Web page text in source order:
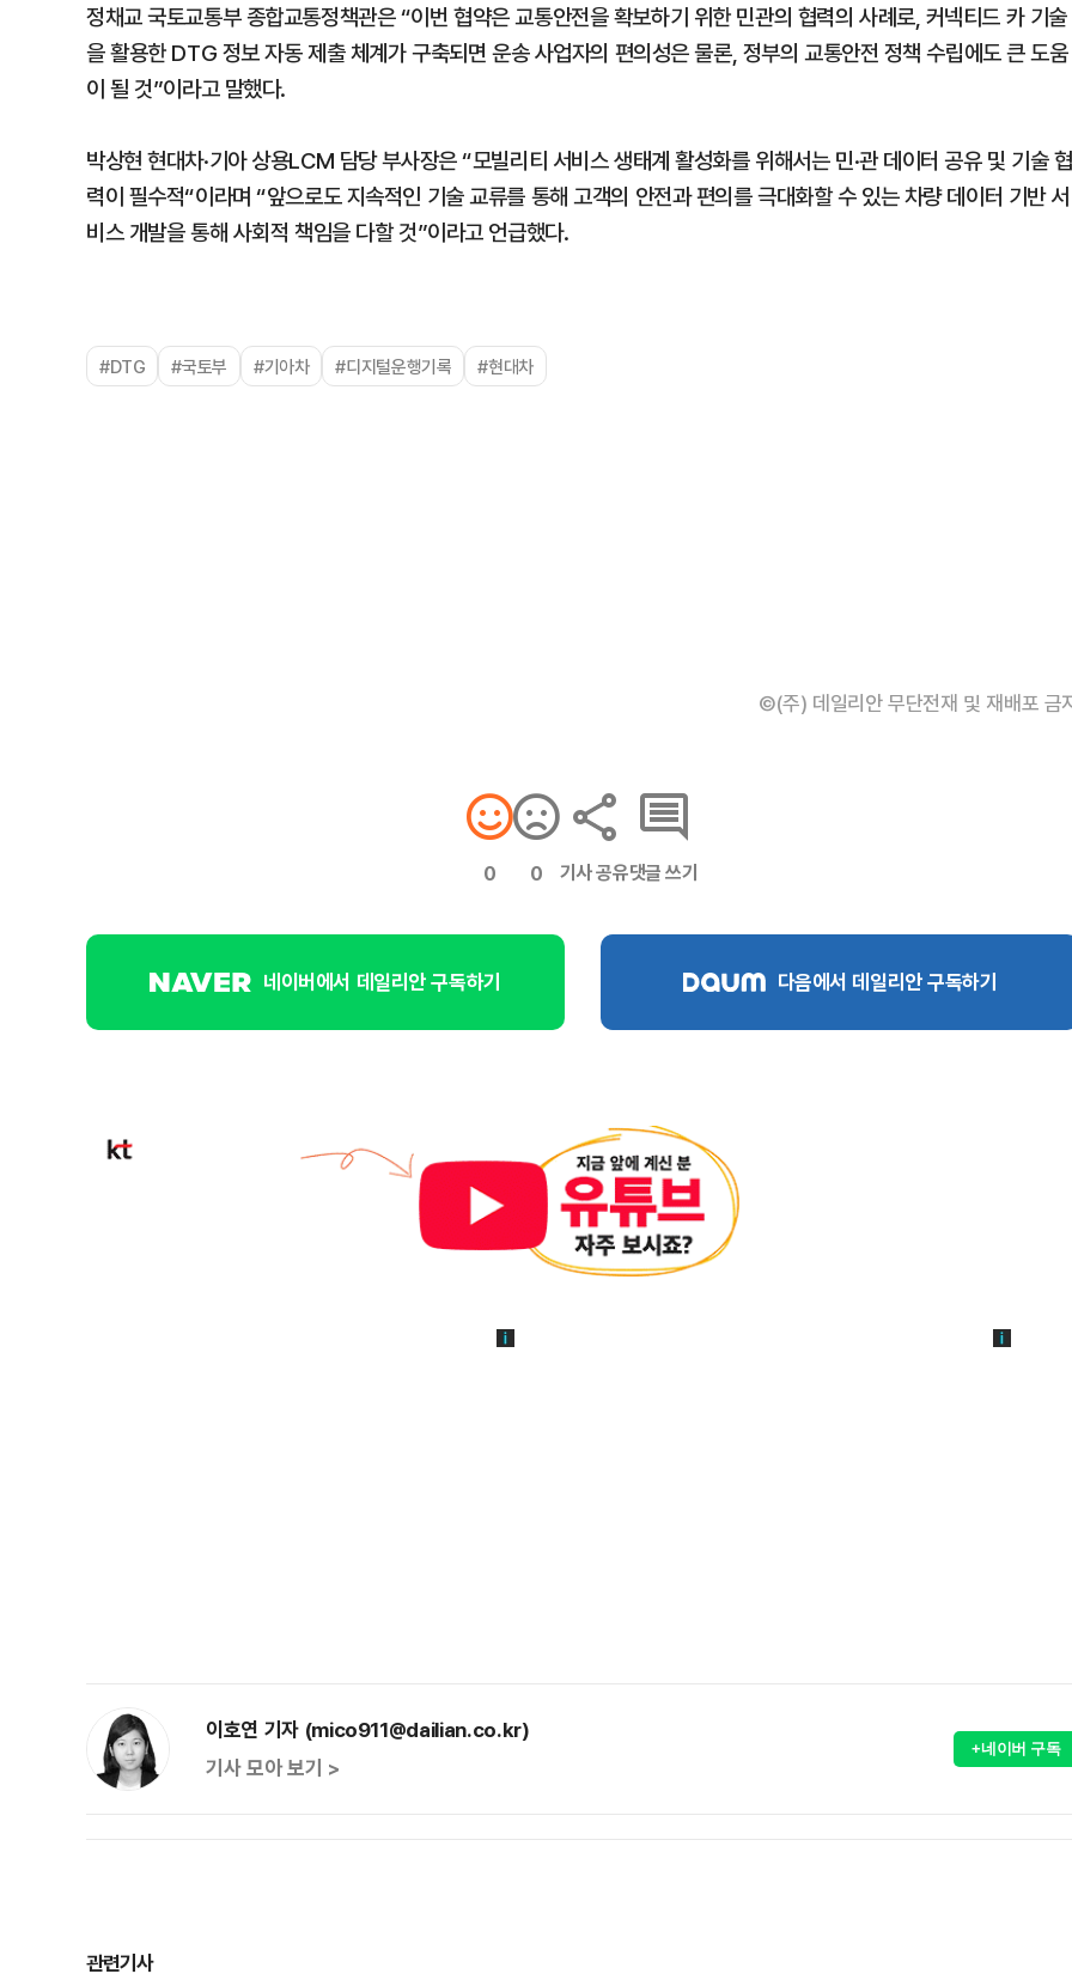
정채교 국토교통부 종합교통정책관은 “이번 협약은 교통안전을 확보하기 위한 민관의 협력의 사례로, 커넥티드 카 기술
을 활용한 DTG 정보 자동 제출 체계가 구축되면 운송 사업자의 편의성은 물론, 정부의 교통안전 정책 수립에도 큰 도움
이 될 것”이라고 말했다.
박상현 현대차·기아 상용LCM 담당 부사장은 “모빌리티 서비스 생태계 활성화를 위해서는 민·관 데이터 공유 및 기술 협
력이 필수적“이라며 “앞으로도 지속적인 기술 교류를 통해 고객의 안전과 편의를 극대화할 수 있는 차량 데이터 기반 서
비스 개발을 통해 사회적 책임을 다할 것”이라고 언급했다.
#DTG #국토부 #기아차 #디지털운행기록 #현대차
©(주) 데일리안 무단전재 및 재배포 금
0 0 기사 공유댓글 쓰기
네이버에서 데일리안 구독하기 다음에서 데일리안 구독하기
이호연 기자 (mico911@dailian.co.kr)
기사 모아 보기 >
+네이버 구독
관련기사